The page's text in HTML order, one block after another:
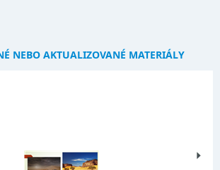
NEBO AKTUALIZOVANÉ MATERIÁLY